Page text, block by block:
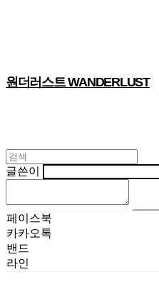
원더러스트 WANDERLUST
글쓴이
페이스북
카카오톡
밴드
라인